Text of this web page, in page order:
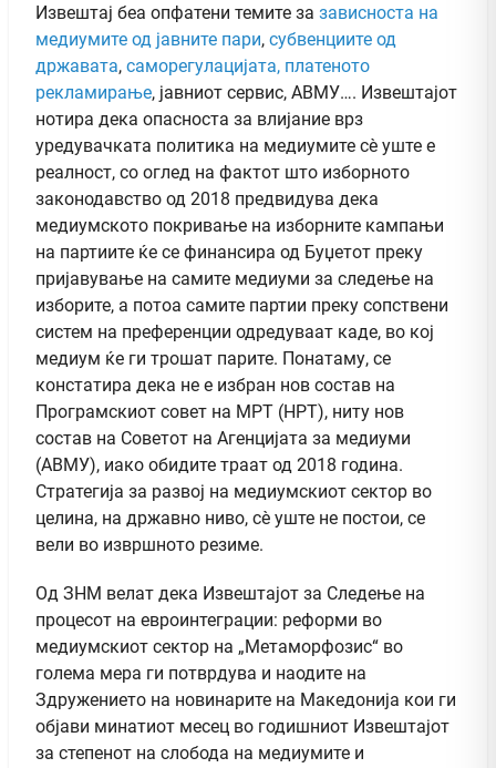
Извештај беа опфатени темите за зависноста на
медиумите од јавните пари, субвенциите од
државата, саморегулацијата, платеното
рекламирање, јавниот сервис, АВМУ…. Извештајот
нотира дека опасноста за влијание врз
уредувачката политика на медиумите сѐ уште е
реалност, со оглед на фактот што изборното
законодавство од 2018 предвидува дека
медиумското покривање на изборните кампањи
на партиите ќе се финансира од Буџетот преку
пријавување на самите медиуми за следење на
изборите, а потоа самите партии преку сопствени
систем на преференции одредуваат каде, во кој
медиум ќе ги трошат парите. Понатаму, се
констатира дека не е избран нов состав на
Програмскиот совет на МРТ (НРТ), ниту нов
состав на Советот на Агенцијата за медиуми
(АВМУ), иако обидите траат од 2018 година.
Стратегија за развој на медиумскиот сектор во
целина, на државно ниво, сѐ уште не постои, се
вели во извршното резиме.
Од ЗНМ велат дека Извештајот за Следење на
процесот на евроинтеграции: реформи во
медиумскиот сектор на „Метаморфозис“ во
голема мера ги потврдува и наодите на
Здружението на новинарите на Македонија кои ги
објави минатиот месец во годишниот Извештајот
за степенот на слобода на медиумите и